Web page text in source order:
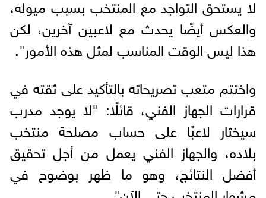
لا يستحق التواجد مع المنتخب بسبب ميوله،
والعكس أيضًا يحدث مع لاعبين آخرين، لكن
هذا ليس الوقت المناسب لمثل هذه الأمور".
واختتم متعب تصريحاته بالتأكيد على ثقته في
قرارات الجهاز الفني، قائلًا: "لا يوجد مدرب
سيختار لاعبًا على حساب مصلحة منتخب
بلاده، والجهاز الفني يعمل من أجل تحقيق
أفضل النتائج، وهو ما ظهر بوضوح في